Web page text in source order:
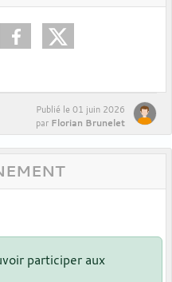
Publié le 01 juin 2026
par Florian Brunelet
participer aux